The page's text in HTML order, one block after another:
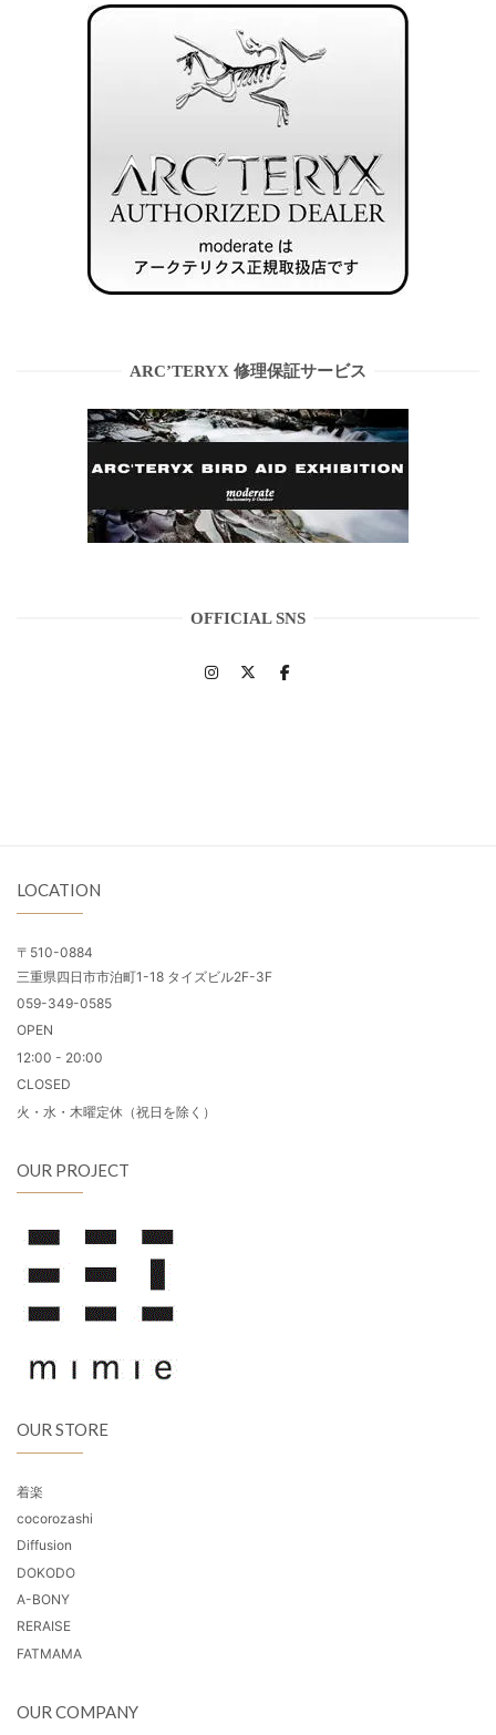
ARC’TERYX 修理保証サービス
OFFICIAL SNS
LOCATION
〒510-0884
三重県四日市市泊町1-18 タイズビル2F-3F
059-349-0585
OPEN
12:00 - 20:00
CLOSED
火・水・木曜定休（祝日を除く）
OUR PROJECT
OUR STORE
着楽
cocorozashi
Diffusion
DOKODO
A-BONY
RERAISE
FATMAMA
OUR COMPANY